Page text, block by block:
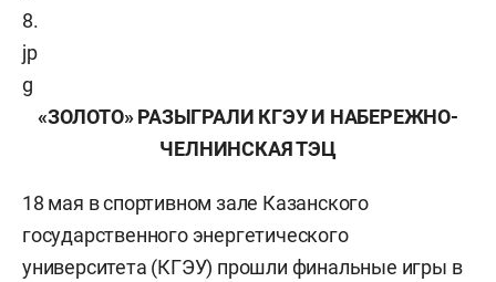
«ЗОЛОТО» РАЗЫГРАЛИ КГЭУ И НАБЕРЕЖНО-
ЧЕЛНИНСКАЯ ТЭЦ
18 мая в спортивном зале Казанского
государственного энергетического
университета (КГЭУ) прошли финальные игры в